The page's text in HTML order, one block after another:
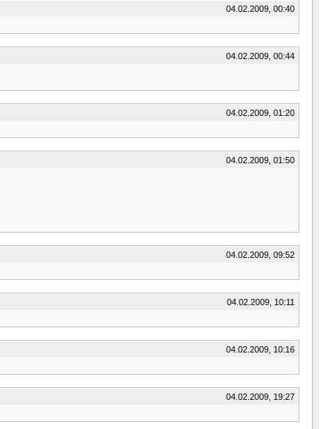
04.02.2009, 00:40
04.02.2009, 00:44
04.02.2009, 01:20
04.02.2009, 01:50
04.02.2009, 09:52
04.02.2009, 10:11
04.02.2009, 10:16
04.02.2009, 19:27